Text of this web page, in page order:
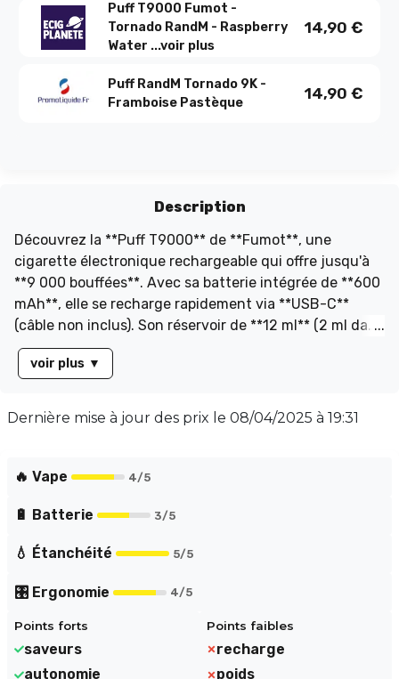
Puff T9000 Fumot -
Tornado RandM - Raspberry
Water ...voir plus
14,90 €
Puff RandM Tornado 9K -
Framboise Pastèque
14,90 €
Description
Découvrez la **Puff T9000** de **Fumot**, une
cigarette électronique rechargeable qui offre jusqu'à
**9 000 bouffées**. Avec sa batterie intégrée de **600
mAh**, elle se recharge rapidement via **USB-C**
(câble non inclus). Son réservoir de **12 ml** (2 ml dans
la puff et 10 ml supplémentaires via une cartouche à
clipser) et sa résistance en **mesh** de **0,9 ohm**
saveurs et en vapeur. Les effets lumineux **RGB**
voir plus ▼
Dernière mise à jour des prix le 08/04/2025 à 19:31
🔥 Vape 4/5
🔋 Batterie 3/5
💧 Étanchéité 5/5
🎛️ Ergonomie 4/5
Points forts
saveurs
autonomie
Points faibles
recharge
poids